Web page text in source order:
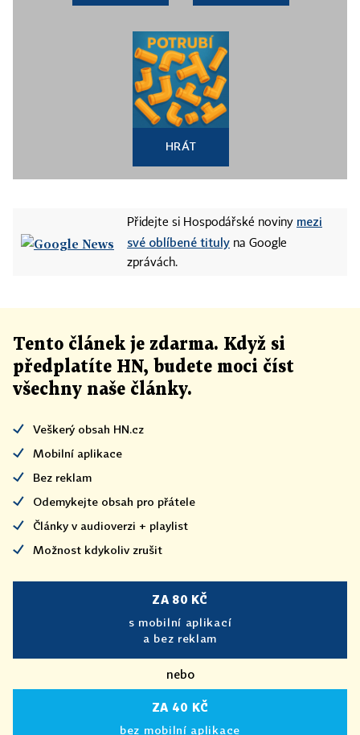
HRÁT
Přidejte si Hospodářské noviny mezi
své oblíbené tituly na Google
zprávách.
Tento článek je zdarma. Když si
předplatíte HN, budete moci číst
všechny naše články.
Veškerý obsah HN.cz
Mobilní aplikace
Bez reklam
Odemykejte obsah pro přátele
Články v audioverzi + playlist
Možnost kdykoliv zrušit
ZA 80 KČ
s mobilní aplikací
a bez reklam
nebo
ZA 40 KČ
bez mobilní aplikace